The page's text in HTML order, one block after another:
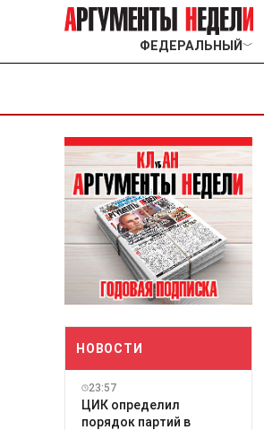
ФЕДЕРАЛЬНЫЙ ﹀
НОВОСТИ
23:57
ЦИК определил
порядок партий в